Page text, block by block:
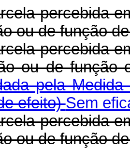
percebida
ou de função
percebida
ou de
pela
efeito)Sem
percebida
ou de função